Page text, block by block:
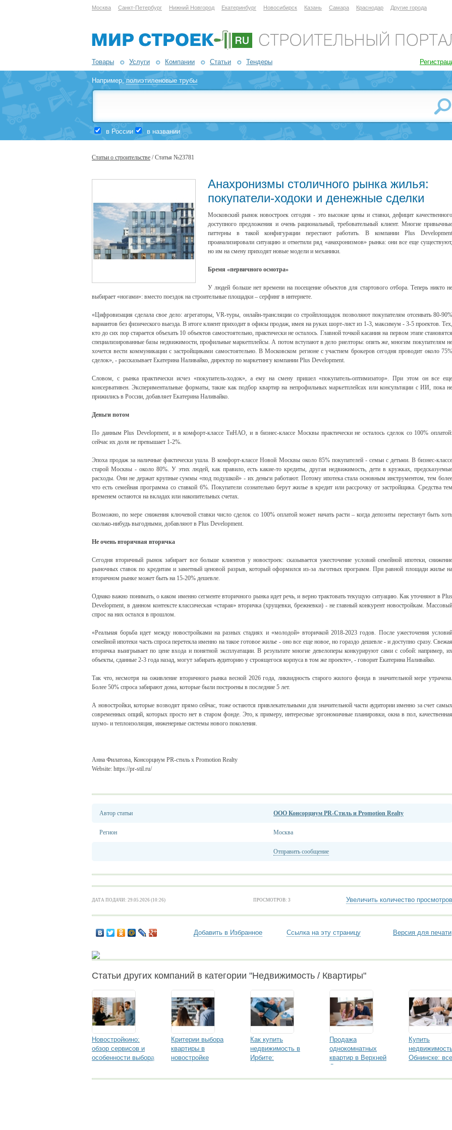
Москва Санкт-Петербург Нижний Новгород Екатеринбург Новосибирск Казань Самара Краснодар Другие города
Товары Услуги Компании Статьи Тендеры
Например,полиэтиленовые трубы
в России в названии
Статьи о строительстве / Статья №23781
Анахронизмы столичного рынка жилья:
покупатели-ходоки и денежные сделки
Московский рынок новостроек сегодня - это высокие цены и ставки, дефицит качественного
доступного предложения и очень рациональный, требовательный клиент. Многие привычные
паттерны в такой конфигурации перестают работать. В компании Plus Development
проанализировали ситуацию и отметили ряд «анахронизмов» рынка: они все еще существуют,
но им на смену приходят новые модели и механики.
Бремя «первичного осмотра»
У людей больше нет времени на посещение объектов для стартового отбора. Теперь никто не
выбирает «ногами»: вместо поездок на строительные площадки – серфинг в интернете.
«Цифровизация сделала свое дело: агрегаторы, VR-туры, онлайн-трансляции со стройплощадок позволяют покупателям отсеивать 80-90%
вариантов без физического выезда. В итоге клиент приходит в офисы продаж, имея на руках шорт-лист из 1-3, максимум - 3-5 проектов. Тех,
кто до сих пор старается объехать 10 объектов самостоятельно, практически не осталось. Главной точкой касания на первом этапе становятся
специализированные базы недвижимости, профильные маркетплейсы. А потом вступают в дело риелторы: опять же, многим покупателям не
хочется вести коммуникации с застройщиками самостоятельно. В Московском регионе с участием брокеров сегодня проводит около 75%
сделок», - рассказывает Екатерина Наливайко, директор по маркетингу компании Plus Development.
Словом, с рынка практически исчез «покупатель-ходок», а ему на смену пришел «покупатель-оптимизатор». При этом он все еще
консервативен. Экспериментальные форматы, такие как подбор квартир на непрофильных маркетплейсах или консультации с ИИ, пока не
прижились в России, добавляет Екатерина Наливайко.
Деньги потом
По данным Plus Development, и в комфорт-классе ТиНАО, и в бизнес-классе Москвы практически не осталось сделок со 100% оплатой:
сейчас их доля не превышает 1-2%.
Эпоха продаж за наличные фактически ушла. В комфорт-классе Новой Москвы около 85% покупателей - семьи с детьми. В бизнес-классе
старой Москвы - около 80%. У этих людей, как правило, есть какие-то кредиты, другая недвижимость, дети в кружках, предсказуемые
расходы. Они не держат крупные суммы «под подушкой» - их деньги работают. Потому ипотека стала основным инструментом, тем более
что есть семейная программа со ставкой 6%. Покупатели сознательно берут жилье в кредит или рассрочку от застройщика. Средства тем
временем остаются на вкладах или накопительных счетах.
Возможно, по мере снижения ключевой ставки число сделок со 100% оплатой может начать расти – когда депозиты перестанут быть хоть
сколько-нибудь выгодными, добавляют в Plus Development.
Не очень вторичная вторичка
Сегодня вторичный рынок забирает все больше клиентов у новостроек: сказывается ужесточение условий семейной ипотеки, снижение
рыночных ставок по кредитам и заметный ценовой разрыв, который оформился из-за льготных программ. При равной площади жилье на
вторичном рынке может быть на 15-20% дешевле.
Однако важно понимать, о каком именно сегменте вторичного рынка идет речь, и верно трактовать текущую ситуацию. Как уточняют в Plus
Development, в данном контексте классическая «старая» вторичка (хрущевки, брежневки) - не главный конкурент новостройкам. Массовый
спрос на них остался в прошлом.
«Реальная борьба идет между новостройками на разных стадиях и «молодой» вторичкой 2018-2023 годов. После ужесточения условий
семейной ипотеки часть спроса перетекла именно на такое готовое жилье - оно все еще новое, но гораздо дешевле - и доступно сразу. Свежая
вторичка выигрывает по цене входа и понятной эксплуатации. В результате многие девелоперы конкурируют сами с собой: например, их
объекты, сданные 2-3 года назад, могут забирать аудиторию у строящегося корпуса в том же проекте», - говорит Екатерина Наливайко.
Так что, несмотря на оживление вторичного рынка весной 2026 года, ликвидность старого жилого фонда в значительной мере утрачена.
Более 50% спроса забирают дома, которые были построены в последние 5 лет.
А новостройки, которые возводят прямо сейчас, тоже остаются привлекательными для значительной части аудитории именно за счет самых
современных опций, которых просто нет в старом фонде. Это, к примеру, интересные эргономичные планировки, окна в пол, качественная
шумо- и теплоизоляция, инженерные системы нового поколения.
Анна Филатова, Консорциум PR-стиль х Promotion Realty
Website: https://pr-stil.ru/
Автор статьи ООО Консорциум PR-Стиль и Promotion Realty
Регион Москва
Отправить сообщение
ДАТА ПОДАЧИ: 29.05.2026 (10:26) ПРОСМОТРОВ: 3 Увеличить количество просмотров
Добавить в Избранное Ссылка на эту страницу Версия для печати
Статьи других компаний в категории "Недвижимость / Квартиры"
Новостройкино:
обзор сервисов и
особенности выбора
Критерии выбора
квартиры в
новостройке
Как купить
недвижимость в
Ирбите:
Продажа
однокомнатных
квартир в Верхней
Салде: как выбрать
Купить
Обнинске: